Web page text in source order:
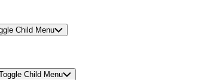
Child Menu
Child Menu